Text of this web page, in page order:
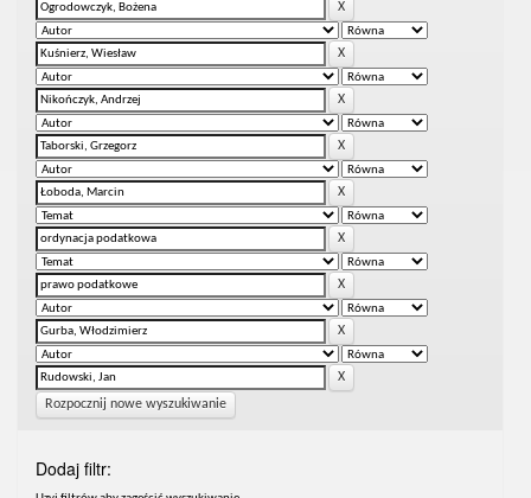
Rozpocznij nowe wyszukiwanie
Dodaj filtr: